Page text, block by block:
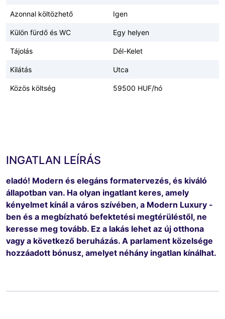
Azonnal költözhető Igen
Külön fürdő és WC Egy helyen
Tájolás Dél-Kelet
Kilátás Utca
Közös költség 59500 HUF/hó
INGATLAN LEÍRÁS
eladó! Modern és elegáns formatervezés, és kiváló
állapotban van. Ha olyan ingatlant keres, amely
kényelmet kínál a város szívében, a Modern Luxury -
ben és a megbízható befektetési megtérüléstől, ne
keresse meg tovább. Ez a lakás lehet az új otthona
vagy a következő beruházás. A parlament közelsége
hozzáadott bónusz, amelyet néhány ingatlan kínálhat.